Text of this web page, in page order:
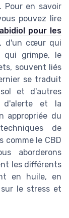
Pour en savoir
pouvez lire
pour les
d'un cœur qui
qui grimpe, le
souvent liés
se traduit
et d'autres
d'alerte et la
appropriée du
de
comme le CBD
aborderons
les différents
en huile, en
le stress et